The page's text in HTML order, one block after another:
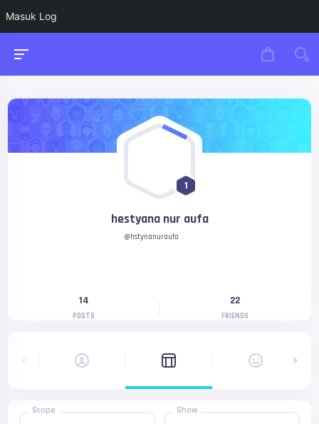
Masuk Log
1
hestyana nur aufa
@hstynanuraufa
14
POSTS
22
FRIENDS
Scope Show